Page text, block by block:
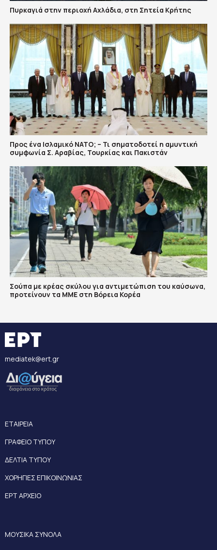
Πυρκαγιά στην περιοχή Αχλάδια, στη Σητεία Κρήτης
Προς ένα Ισλαμικό ΝΑΤΟ; – Τι σηματοδοτεί η αμυντική
συμφωνία Σ. Αραβίας, Τουρκίας και Πακιστάν
Σούπα με κρέας σκύλου για αντιμετώπιση του καύσωνα,
προτείνουν τα ΜΜΕ στη Βόρεια Κορέα
mediatek@ert.gr
ΕΤΑΙΡΕΙΑ
ΓΡΑΦΕΙΟ ΤΥΠΟΥ
ΔΕΛΤΙΑ ΤΥΠΟΥ
ΧΟΡΗΓΙΕΣ ΕΠΙΚΟΙΝΩΝΙΑΣ
ΕΡΤ ΑΡΧΕΙΟ
ΜΟΥΣΙΚΑ ΣΥΝΟΛΑ